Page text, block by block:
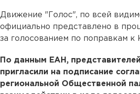
Движение "Голос", по всей
официально представлено в
за голосованием по поправкам к
По данным ЕАН,
пригласили на подписание
региональной Общественной